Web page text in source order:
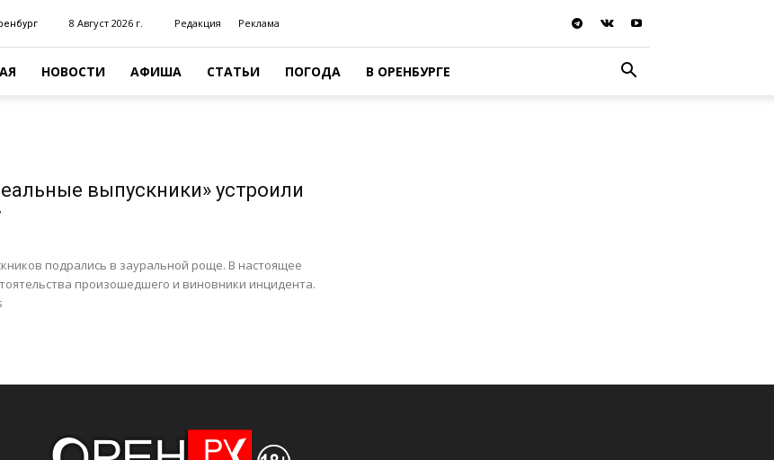
8 Август 2026 г. Редакция Реклама
НОВОСТИ АФИША СТАТЬИ ПОГОДА В ОРЕНБУРГЕ
выпускники» устроили
подрались в зауральной роще. В настоящее
произошедшего и виновники инцидента.